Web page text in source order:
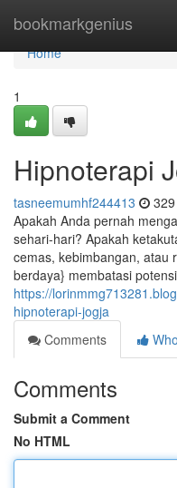
bookmarkgenius
Home
Home
1
Hipnoterapi
tasneemumhf244413
Apakah Anda pernah
sehari-hari? Apakah
cemas, kebimbangan, atau
berdaya} membatasi
https://
hipnoterapi-jogja
Comments
Comments
Submit a Comment
No HTML